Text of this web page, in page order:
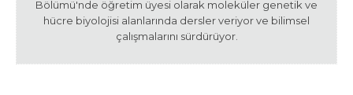
Bölümü'nde öğretim üyesi olarak moleküler genetik ve
hücre biyolojisi alanlarında dersler veriyor ve bilimsel
çalışmalarını sürdürüyor.